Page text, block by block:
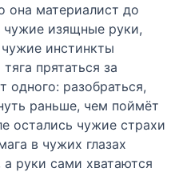
она материалист до
чужие изящные руки,
инстинкты
прятаться за
разобраться,
раньше, чем поймёт
остались чужие страхи
в чужих глазах
руки сами хватаются